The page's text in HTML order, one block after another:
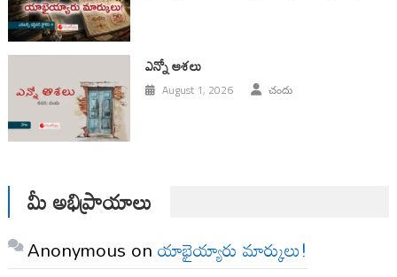
ఎన్నో ఆశలు
August 1, 2026 చందు
మీ అభిప్రాయాలు
Anonymous onయాభైయ్యారు మార్కులు!